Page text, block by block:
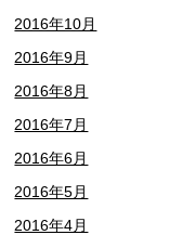
2016年10月
2016年9月
2016年8月
2016年7月
2016年6月
2016年5月
2016年4月